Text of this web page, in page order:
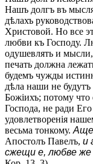
Нашъ долгъ въ
дѣлахъ
Христовой. Но все
любви къ Господу.
одушевлять и
печать должна
будемъ чужды
дѣла наши не
Божіихъ; потому
Господа, не ради
удовлетворенія
весьма тонкому. Аще
Апостолъ Павелъ, и
сжещи е, любве же